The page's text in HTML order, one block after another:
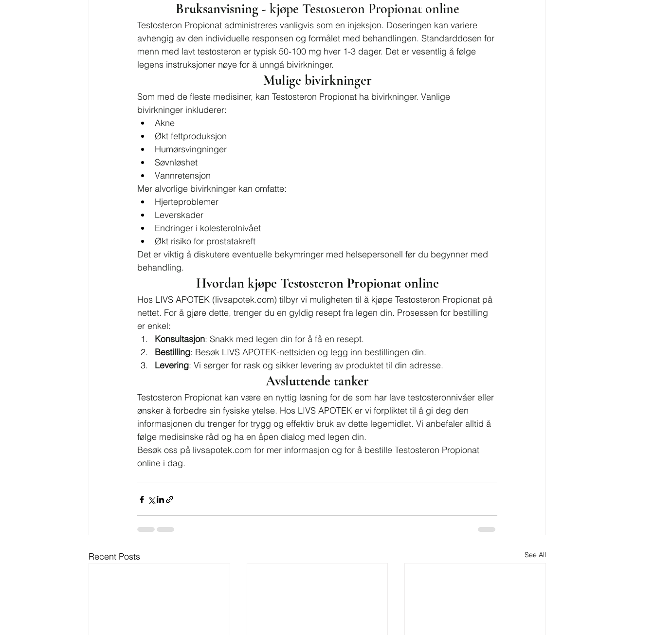
Bruksanvisning - kjøpe Testosteron Propionat online
Testosteron Propionat administreres vanligvis som en injeksjon. Doseringen kan variere
avhengig av den individuelle responsen og formålet med behandlingen. Standarddosen for
menn med lavt testosteron er typisk 50-100 mg hver 1-3 dager. Det er vesentlig å følge
legens instruksjoner nøye for å unngå bivirkninger.
Mulige bivirkninger
Som med de fleste medisiner, kan Testosteron Propionat ha bivirkninger. Vanlige
bivirkninger inkluderer:
Akne
Økt fettproduksjon
Humørsvingninger
Søvnløshet
Vannretensjon
Mer alvorlige bivirkninger kan omfatte:
Hjerteproblemer
Leverskader
Endringer i kolesterolnivået
Økt risiko for prostatakreft
Det er viktig å diskutere eventuelle bekymringer med helsepersonell før du begynner med
behandling.
Hvordan kjøpe Testosteron Propionat online
Hos LIVS APOTEK (livsapotek.com) tilbyr vi muligheten til å kjøpe Testosteron Propionat på
nettet. For å gjøre dette, trenger du en gyldig resept fra legen din. Prosessen for bestilling
er enkel:
Konsultasjon: Snakk med legen din for å få en resept.
Bestilling: Besøk LIVS APOTEK-nettsiden og legg inn bestillingen din.
Levering: Vi sørger for rask og sikker levering av produktet til din adresse.
Avsluttende tanker
Testosteron Propionat kan være en nyttig løsning for de som har lave testosteronnivåer eller
ønsker å forbedre sin fysiske ytelse. Hos LIVS APOTEK er vi forpliktet til å gi deg den
informasjonen du trenger for trygg og effektiv bruk av dette legemidlet. Vi anbefaler alltid å
følge medisinske råd og ha en åpen dialog med legen din.
Besøk oss på livsapotek.com for mer informasjon og for å bestille Testosteron Propionat
online i dag.
Recent Posts See All